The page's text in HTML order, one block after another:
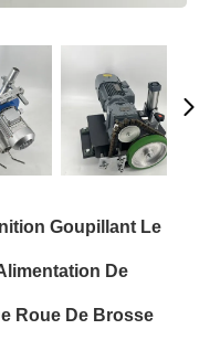
Goupillant Le
De
Roue De Brosse